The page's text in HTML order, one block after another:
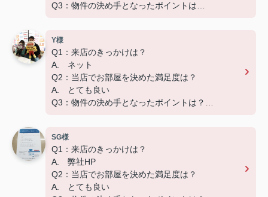
Q3：物件の決め手となったポイントは？
Y様
Q1：来店のきっかけは？
A. ネット
Q2：当店でお部屋を決めた満足度は？
A. とても良い
Q3：物件の決め手となったポイントは？
ーーーーーーーーーーーーーーーーーーーー
この度はご成約いただき、ありがとうございました
☆彡
快適な新生活になることをお祈りしています('ω')
SG様
Q1：来店のきっかけは？
A. 弊社HP
Q2：当店でお部屋を決めた満足度は？
A. とても良い